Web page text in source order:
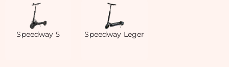
Speedway 5 Speedway Leger